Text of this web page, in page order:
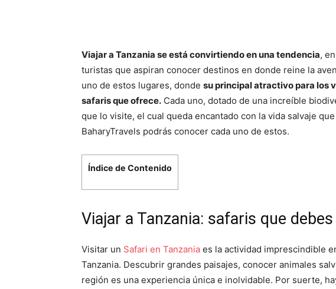
Viajar a Tanzania se está convirtiendo en una tendencia,
turistas que aspiran conocer destinos en donde reine la
uno de estos lugares, donde su principal atractivo para los
safaris que ofrece. Cada uno, dotado de una increíble
que lo visite, el cual queda encantado con la vida salvaje
BaharyTravels podrás conocer cada uno de estos.
Índice de Contenido
Viajar a Tanzania: safaris que
Visitar un Safari en Tanzania es la actividad imprescindible
Tanzania. Descubrir grandes paisajes, conocer animales
región es una experiencia única e inolvidable. Por suerte,